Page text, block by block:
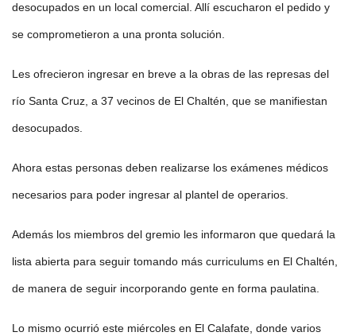
desocupados en un local comercial. Allí escucharon el pedido y
se comprometieron a una pronta solución.
Les ofrecieron ingresar en breve a la obras de las represas del
río Santa Cruz, a 37 vecinos de El Chaltén, que se manifiestan
desocupados.
Ahora estas personas deben realizarse los exámenes médicos
necesarios para poder ingresar al plantel de operarios.
Además los miembros del gremio les informaron que quedará la
lista abierta para seguir tomando más curriculums en El Chaltén,
de manera de seguir incorporando gente en forma paulatina.
Lo mismo ocurrió este miércoles en El Calafate, donde varios